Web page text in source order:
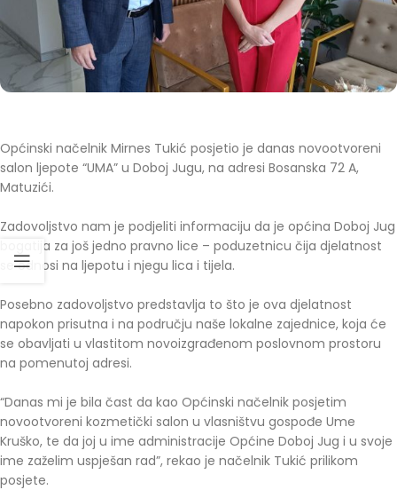
Općinski načelnik Mirnes Tukić posjetio je danas novootvoreni
salon ljepote “UMA” u Doboj Jugu, na adresi Bosanska 72 A,
Matuzići.
Zadovoljstvo nam je podjeliti informaciju da je općina Doboj Jug
bogatija za još jedno pravno lice – poduzetnicu čija djelatnost
se odnosi na ljepotu i njegu lica i tijela.
Posebno zadovoljstvo predstavlja to što je ova djelatnost
napokon prisutna i na području naše lokalne zajednice, koja će
se obavljati u vlastitom novoizgrađenom poslovnom prostoru
na pomenutoj adresi.
“Danas mi je bila čast da kao Općinski načelnik posjetim
novootvoreni kozmetički salon u vlasništvu gospođe Ume
Kruško, te da joj u ime administracije Općine Doboj Jug i u svoje
ime zaželim uspješan rad”, rekao je načelnik Tukić prilikom
posjete.